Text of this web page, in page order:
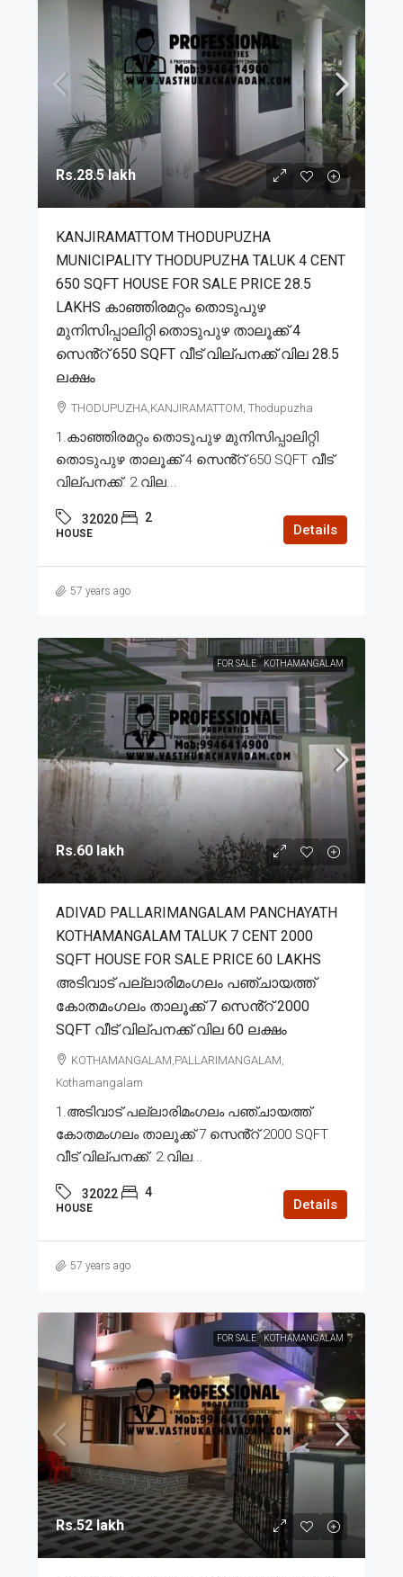
Rs.28.5 lakh
KANJIRAMATTOM THODUPUZHA
MUNICIPALITY THODUPUZHA TALUK 4 CENT
650 SQFT HOUSE FOR SALE PRICE 28.5
LAKHS കാഞ്ഞിരമറ്റം തൊടുപുഴ
മുനിസിപ്പാലിറ്റി തൊടുപുഴ താലൂക്ക് 4
സെൻ്റ് 650 SQFT വീട് വില്പനക്ക് വില 28.5
ലക്ഷം
THODUPUZHA,KANJIRAMATTOM, Thodupuzha
1.കാഞ്ഞിരമറ്റം തൊടുപുഴ മുനിസിപ്പാലിറ്റി
തൊടുപുഴ താലൂക്ക് 4 സെൻ്റ് 650 SQFT വീട്
വില്പനക്ക്. 2.വില...
32020 2
HOUSE Details
57 years ago
FOR SALE KOTHAMANGALAM
Rs.60 lakh
ADIVAD PALLARIMANGALAM PANCHAYATH
KOTHAMANGALAM TALUK 7 CENT 2000
SQFT HOUSE FOR SALE PRICE 60 LAKHS
അടിവാട് പല്ലാരിമംഗലം പഞ്ചായത്ത്
കോതമംഗലം താലൂക്ക് 7 സെൻ്റ് 2000
SQFT വീട് വില്പനക്ക് വില 60 ലക്ഷം
KOTHAMANGALAM,PALLARIMANGALAM,
Kothamangalam
1.അടിവാട് പല്ലാരിമംഗലം പഞ്ചായത്ത്
കോതമംഗലം താലൂക്ക് 7 സെൻ്റ് 2000 SQFT
വീട് വില്പനക്ക്. 2.വില...
32022 4
HOUSE Details
57 years ago
FOR SALE KOTHAMANGALAM
Rs.52 lakh